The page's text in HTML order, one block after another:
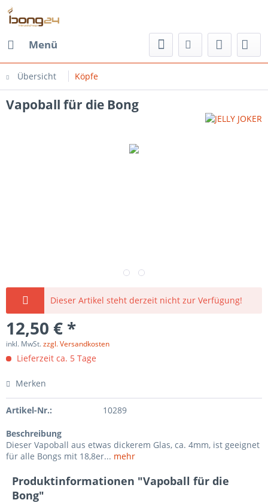
Menü
Übersicht Köpfe
Vapoball für die Bong
Dieser Artikel steht derzeit nicht zur Verfügung!
12,50 € *
inkl. MwSt.zzgl. Versandkosten
Lieferzeit ca. 5 Tage
Merken
Artikel-Nr.: 10289
Beschreibung
Dieser Vapoball aus etwas dickerem Glas, ca. 4mm, ist geeignet
für alle Bongs mit 18,8er... mehr
Produktinformationen "Vapoball für die
Bong"